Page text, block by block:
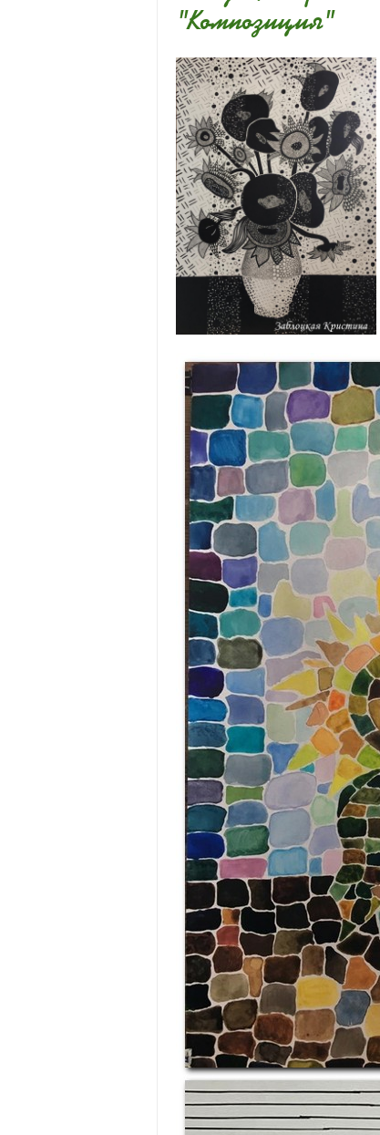
"Композиция"